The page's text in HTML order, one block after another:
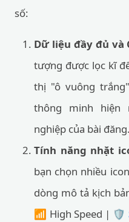
số:
Dữ liệu đầy đủ và
tượng được lọc kĩ
thị "ô vuông
thông minh hiện
nghiệp của bài đăng.
Tính năng nhặt
bạn chọn nhiều
dòng mô tả kịch
📶 High Speed | 🛡️